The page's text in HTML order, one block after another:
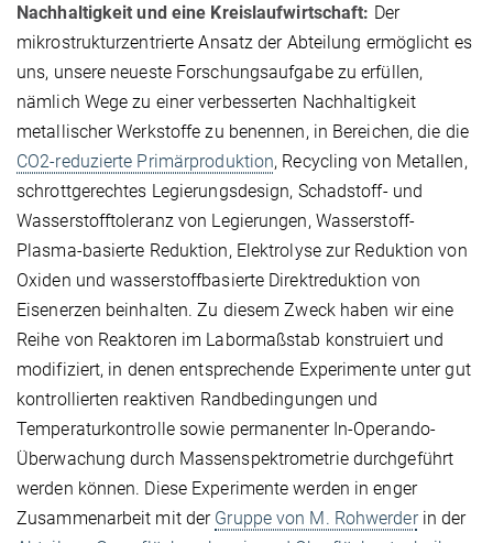
Nachhaltigkeit und eine Kreislaufwirtschaft: Der
mikrostrukturzentrierte Ansatz der Abteilung ermöglicht es
uns, unsere neueste Forschungsaufgabe zu erfüllen,
nämlich Wege zu einer verbesserten Nachhaltigkeit
metallischer Werkstoffe zu benennen, in Bereichen, die die
CO2-reduzierte Primärproduktion, Recycling von Metallen,
schrottgerechtes Legierungsdesign, Schadstoff- und
Wasserstofftoleranz von Legierungen, Wasserstoff-
Plasma-basierte Reduktion, Elektrolyse zur Reduktion von
Oxiden und wasserstoffbasierte Direktreduktion von
Eisenerzen beinhalten. Zu diesem Zweck haben wir eine
Reihe von Reaktoren im Labormaßstab konstruiert und
modifiziert, in denen entsprechende Experimente unter gut
kontrollierten reaktiven Randbedingungen und
Temperaturkontrolle sowie permanenter In-Operando-
Überwachung durch Massenspektrometrie durchgeführt
werden können. Diese Experimente werden in enger
Zusammenarbeit mit der Gruppe von M. Rohwerderin der